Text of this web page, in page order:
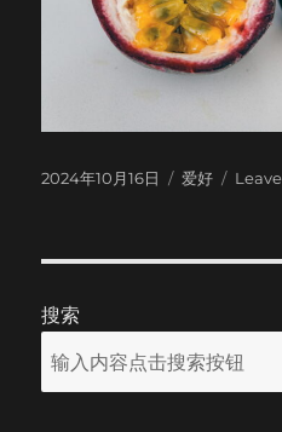
Posted
2024年10月16日 Categories
爱好
搜索